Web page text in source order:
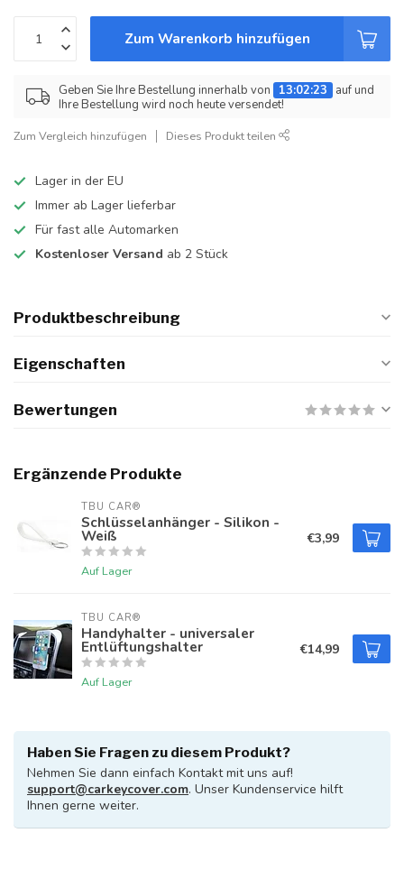
Zum Warenkorb hinzufügen
Geben Sie Ihre Bestellung innerhalb von 13:02:22
auf und
Ihre Bestellung wird noch heute versendet!
Zum Vergleich hinzufügen Dieses Produkt teilen
Lager in der EU
Immer ab Lager lieferbar
Für fast alle Automarken
Kostenloser Versand ab 2 Stück
Produktbeschreibung
Eigenschaften
Bewertungen
Ergänzende Produkte
TBU CAR®
Schlüsselanhänger - Silikon -
Weiß
Auf Lager
€3,99
TBU CAR®
Handyhalter - universaler
Entlüftungshalter
Auf Lager
€14,99
Haben Sie Fragen zu diesem Produkt?
Nehmen Sie dann einfach Kontakt mit uns auf!
support@carkeycover.com. Unser Kundenservice hilft
Ihnen gerne weiter.